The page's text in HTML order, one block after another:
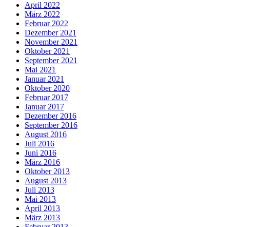
April 2022
März 2022
Februar 2022
Dezember 2021
November 2021
Oktober 2021
September 2021
Mai 2021
Januar 2021
Oktober 2020
Februar 2017
Januar 2017
Dezember 2016
September 2016
August 2016
Juli 2016
Juni 2016
März 2016
Oktober 2013
August 2013
Juli 2013
Mai 2013
April 2013
März 2013